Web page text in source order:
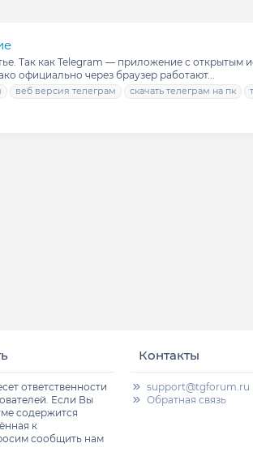
Так как Telegram — приложение с открытым
официально через браузер работают...
веб версия телеграм скачать телеграм на пк
ответственности
Если Вы
содержится
к
сообщить нам
Контакты
support@tgforum.ru
Обратная связь